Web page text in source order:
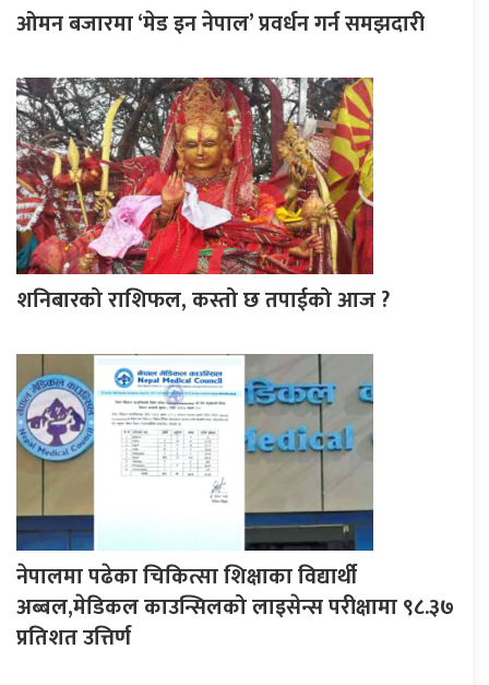
ओमन बजारमा ‘मेड इन नेपाल’ प्रवर्धन गर्न समझदारी
शनिबारको राशिफल, कस्तो छ तपाईको आज ?
नेपालमा पढेका चिकित्सा शिक्षाका विद्यार्थी
अब्बल,मेडिकल काउन्सिलको लाइसेन्स परीक्षामा ९८.३७
प्रतिशत उत्तिर्ण